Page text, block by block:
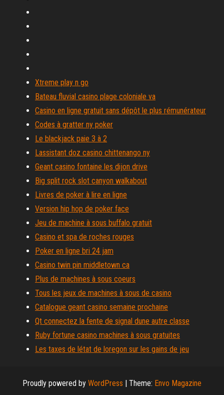
Xtreme play n go
Bateau fluvial casino plage coloniale va
Casino en ligne gratuit sans dépôt le plus rémunérateur
Codes à gratter ny poker
Le blackjack paie 3 à 2
Lassistant doz casino chittenango ny
Geant casino fontaine les dijon drive
Big split rock slot canyon walkabout
Livres de poker à lire en ligne
Version hip hop de poker face
Jeu de machine à sous buffalo gratuit
Casino et spa de roches rouges
Poker en ligne bri 24 jam
Casino twin pin middletown ca
Plus de machines à sous coeurs
Tous les jeux de machines à sous de casino
Catalogue geant casino semaine prochaine
Qt connectez la fente de signal dune autre classe
Ruby fortune casino machines à sous gratuites
Les taxes de létat de loregon sur les gains de jeu
Proudly powered by WordPress | Theme: Envo Magazine